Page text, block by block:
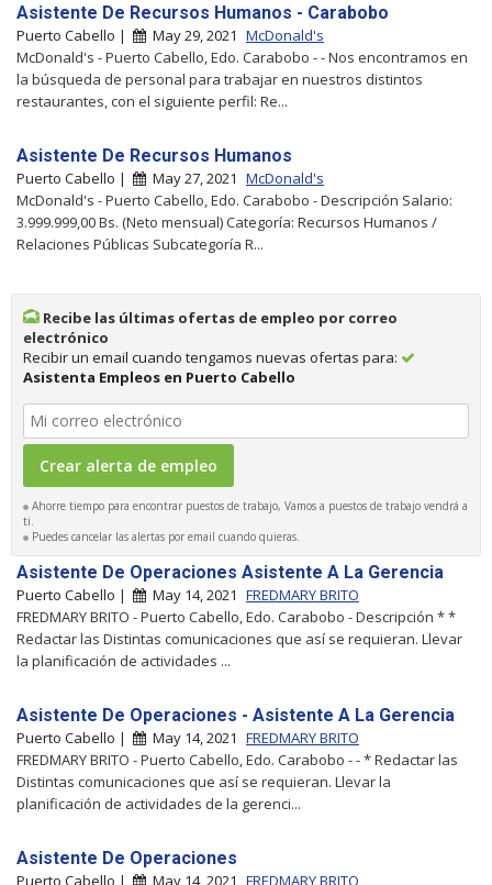
Asistente De Recursos Humanos - Carabobo
Puerto Cabello | May 29, 2021 McDonald's
McDonald's - Puerto Cabello, Edo. Carabobo - - Nos encontramos en
la búsqueda de personal para trabajar en nuestros distintos
restaurantes, con el siguiente perfil: Re...
Asistente De Recursos Humanos
Puerto Cabello | May 27, 2021 McDonald's
McDonald's - Puerto Cabello, Edo. Carabobo - Descripción Salario:
3.999.999,00 Bs. (Neto mensual) Categoría: Recursos Humanos /
Relaciones Públicas Subcategoría R...
Recibe las últimas ofertas de empleo por correo
electrónico
Recibir un email cuando tengamos nuevas ofertas para:
Asistenta Empleos en Puerto Cabello
Ahorre tiempo para encontrar puestos de trabajo, Vamos a puestos de trabajo vendrá a
ti.
Puedes cancelar las alertas por email cuando quieras.
Asistente De Operaciones Asistente A La Gerencia
Puerto Cabello | May 14, 2021 FREDMARY BRITO
FREDMARY BRITO - Puerto Cabello, Edo. Carabobo - Descripción * *
Redactar las Distintas comunicaciones que así se requieran. Llevar
la planificación de actividades ...
Asistente De Operaciones - Asistente A La Gerencia
Puerto Cabello | May 14, 2021 FREDMARY BRITO
FREDMARY BRITO - Puerto Cabello, Edo. Carabobo - - * Redactar las
Distintas comunicaciones que así se requieran. Llevar la
planificación de actividades de la gerenci...
Asistente De Operaciones
Puerto Cabello | May 14, 2021 FREDMARY BRITO